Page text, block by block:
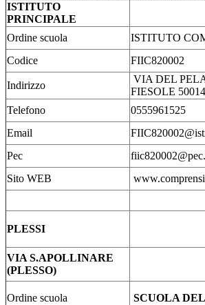
ISTITUTO
PRINCIPALE
Ordine scuola
ISTITUTO
Codice
FIIC820002
Indirizzo
VIA DEL
FIESOLE
Telefono
0555961525
Email
Pec
Sito WEB
PLESSI
VIA S.APOLLINARE
(PLESSO)
Ordine scuola SCUOLA